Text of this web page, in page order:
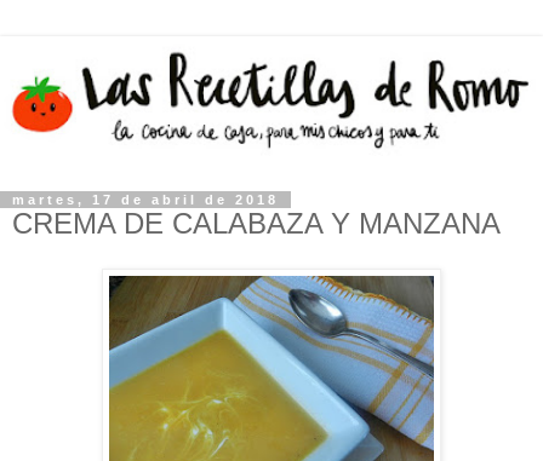
martes, 17 de abril de 2018
CREMA DE CALABAZA Y MANZANA